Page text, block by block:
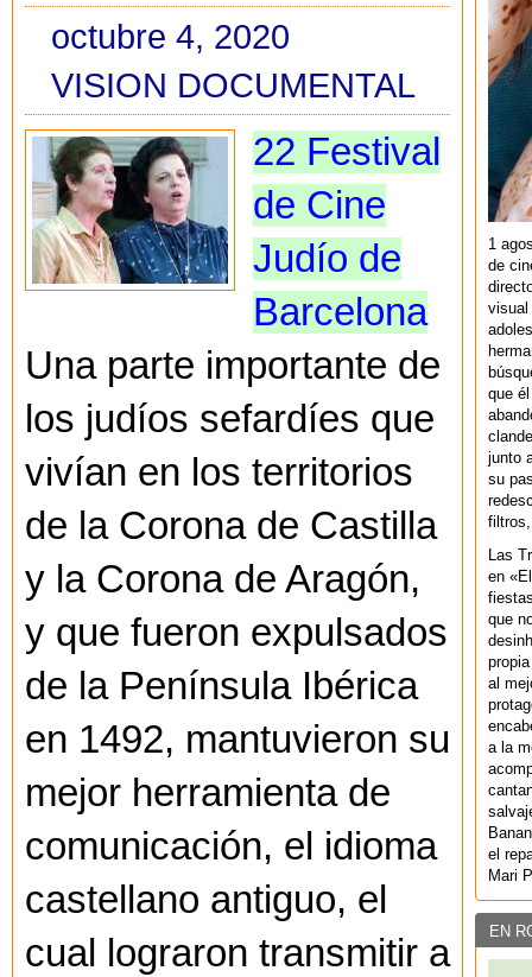
octubre 4, 2020
VISION DOCUMENTAL
22 Festival
de Cine
Judío de
Barcelona
Una parte importante de
los judíos sefardíes que
vivían en los territorios
de la Corona de Castilla
y la Corona de Aragón,
y que fueron expulsados
de la Península Ibérica
en 1492, mantuvieron su
mejor herramienta de
comunicación, el idioma
castellano antiguo, el
cual lograron transmitir a
1
de
visual
que
junto
su
filtros,
Las
en
que
al
a la
el
Mari
EN